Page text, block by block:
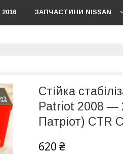
ЗАПЧАСТИНИ NISSAN
Стійка
Patriot 2008 —
Патріот) CTR
620 ₴